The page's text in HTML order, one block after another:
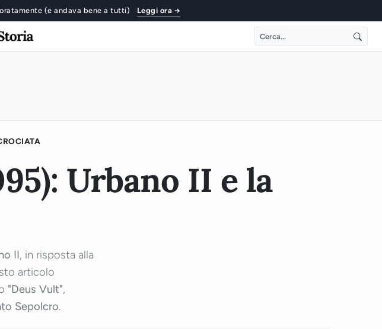
(e andava bene a tutti) Leggi ora →
Urbano II e la
II, in risposta alla
articolo
"Deus Vult",
Sepolcro.